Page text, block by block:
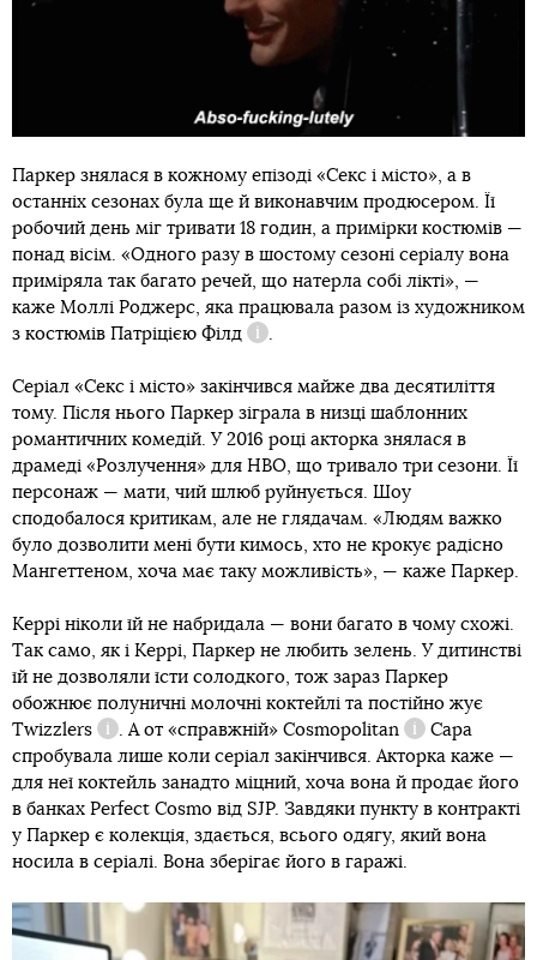
Паркер знялася в кожному епізоді «Секс і місто», а в
останніх сезонах була ще й виконавчим продюсером. Її
робочий день міг тривати 18 годин, а примірки костюмів —
понад вісім. «Одного разу в шостому сезоні серіалу вона
приміряла так багато речей, що натерла собі лікті», —
каже Моллі Роджерс, яка працювала разом із художником
з костюмів Патріцією Філд
Довідка
Серіал «Секс і місто» закінчився майже два десятиліття
тому. Після нього Паркер зіграла в низці шаблонних
романтичних комедій. У 2016 році акторка знялася в
драмеді «Розлучення» для НВО, що тривало три сезони. Її
персонаж — мати, чий шлюб руйнується. Шоу
сподобалося критикам, але не глядачам. «Людям важко
було дозволити мені бути кимось, хто не крокує радісно
Мангеттеном, хоча має таку можливість», — каже Паркер.
Керрі ніколи їй не набридала — вони багато в чому схожі.
Так само, як і Керрі, Паркер не любить зелень. У дитинстві
їй не дозволяли їсти солодкого, тож зараз Паркер
обожнює полуничні молочні коктейлі та постійно жує
Twizzlers
Довідка
. А от «справжній» Cosmopolitan
Довідка
Сара
спробувала лише коли серіал закінчився. Акторка каже —
для неї коктейль занадто міцний, хоча вона й продає його
в банках Perfect Cosmo від SJP. Завдяки пункту в контракті
у Паркер є колекція, здається, всього одягу, який вона
носила в серіалі. Вона зберігає його в гаражі.